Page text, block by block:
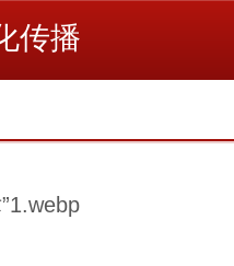
传播